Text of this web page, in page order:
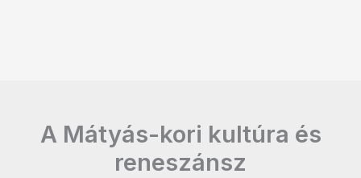
A Mátyás-kori kultúra és
reneszánsz